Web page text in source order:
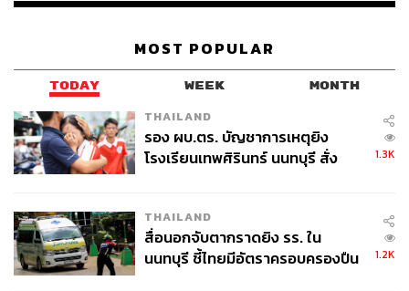
MOST POPULAR
TODAY WEEK MONTH
THAILAND
รอง ผบ.ตร. บัญชาการเหตุยิง
โรงเรียนเทพศิรินทร์ นนทบุรี สั่ง
1.3K
THAILAND
สื่อนอกจับตากราดยิง รร. ใน
นนทบุรี ชี้ไทยมีอัตราครอบครองปืน
1.2K